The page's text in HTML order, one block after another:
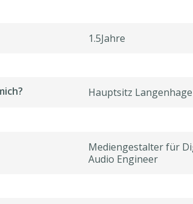
1.5Jahre
Hauptsitz
Mediengestalter für
Audio Engineer